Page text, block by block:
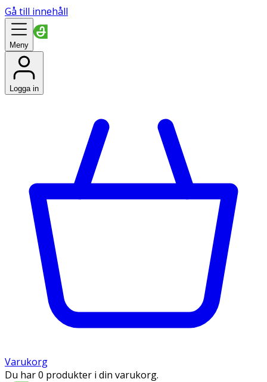
Gå till innehåll
Meny
Logga in
Varukorg
Du har 0 produkter i din varukorg.